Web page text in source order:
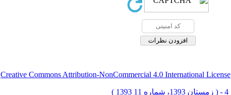
Creative Commons Attribution-NonCommercial 4.0 International License